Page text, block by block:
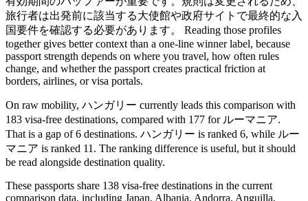
旅行者は出発前に該当する大使館や政府サイトで最終的な入
国要件を確認する必要があります。 Reading those profiles
together gives better context than a one-line winner label, because
passport strength depends on where you travel, how often rules
change, and whether the passport creates practical friction at
borders, airlines, or visa portals.
On raw mobility, ハンガリー currently leads this comparison with
183 visa-free destinations, compared with 177 for ルーマニア.
That is a gap of 6 destinations. ハンガリー is ranked 6, while ルー
マニア is ranked 11. The ranking difference is useful, but it should
be read alongside destination quality.
These passports share 138 visa-free destinations in the current
comparison data, including Japan, Albania, Andorra, Anguilla,